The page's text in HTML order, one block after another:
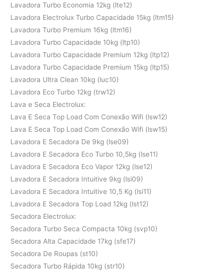
Lavadora Turbo Economia 12kg (lte12)
Lavadora Electrolux Turbo Capacidade 15kg (ltm15)
Lavadora Turbo Premium 16kg (ltm16)
Lavadora Turbo Capacidade 10kg (ltp10)
Lavadora Turbo Capacidade Premium 12kg (ltp12)
Lavadora Turbo Capacidade Premium 15kg (ltp15)
Lavadora Ultra Clean 10kg (luc10)
Lavadora Eco Turbo 12kg (trw12)
Lava e Seca Electrolux:
Lava E Seca Top Load Com Conexão Wifi (lsw12)
Lava E Seca Top Load Com Conexão Wifi (lsw15)
Lavadora E Secadora De 9kg (lse09)
Lavadora E Secadora Eco Turbo 10,5kg (lse11)
Lavadora E Secadora Eco Vapor 12kg (lse12)
Lavadora E Secadora Intuitive 9kg (lsi09)
Lavadora E Secadora Intuitive 10,5 Kg (lsi11)
Lavadora E Secadora Top Load 12kg (lst12)
Secadora Electrolux:
Secadora Turbo Seca Compacta 10kg (svp10)
Secadora Alta Capacidade 17kg (sfe17)
Secadora De Roupas (st10)
Secadora Turbo Rápida 10kg (str10)